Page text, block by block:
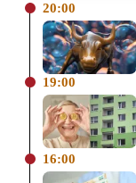
20:00
19:00
16:00